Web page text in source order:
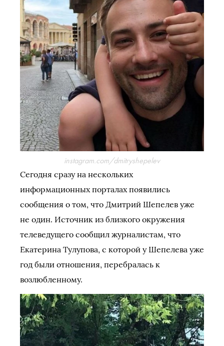
instagram.com/dmitryshepelev
Сегодня сразу на нескольких
информационных порталах появились
сообщения о том, что Дмитрий Шепелев уже
не один. Источник из близкого окружения
телеведущего сообщил журналистам, что
Екатерина Тулупова, с которой у Шепелева уже
год были отношения, перебралась к
возлюбленному.